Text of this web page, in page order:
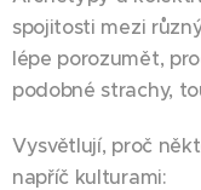
spojitosti mezi
lépe porozumět,
podobné strachy,
Vysvětlují, proč
napříč kulturami: